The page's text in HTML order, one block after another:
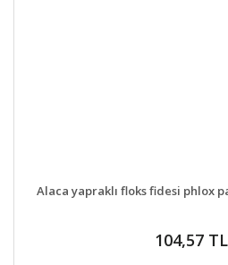
DETAYLAR
Alaca yapraklı floks fidesi phlox
104,57 TL